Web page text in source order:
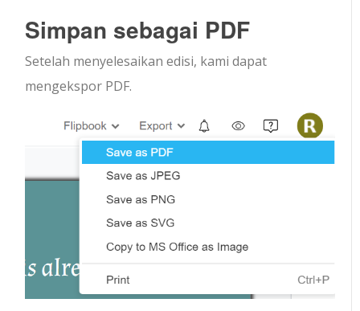
Simpan sebagai PDF
Setelah menyelesaikan edisi, kami dapat
mengekspor PDF.